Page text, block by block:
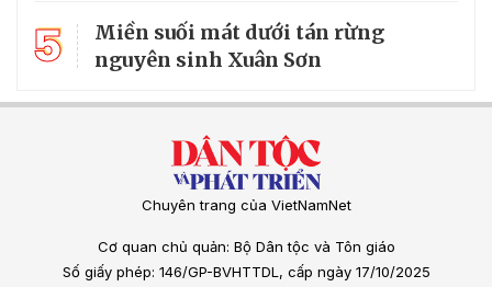
5
Miền suối mát dưới tán rừng
nguyên sinh Xuân Sơn
Chuyên trang của VietNamNet
Cơ quan chủ quản: Bộ Dân tộc và Tôn giáo
Số giấy phép: 146/GP-BVHTTDL, cấp ngày 17/10/2025